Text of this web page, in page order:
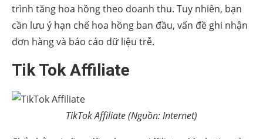
trình tăng hoa hồng theo doanh thu. Tuy nhiên, bạn
cần lưu ý hạn chế hoa hồng ban đầu, vấn đề ghi nhận
đơn hàng và báo cáo dữ liệu trễ.
Tik Tok Affiliate
TikTok Affiliate (Nguồn: Internet)